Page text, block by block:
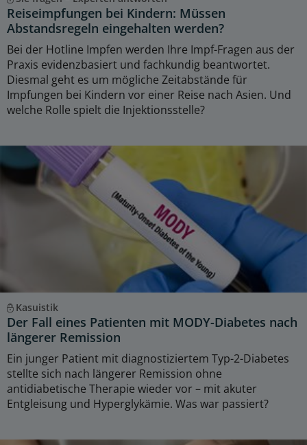
Reiseimpfungen bei Kindern: Müssen
Abstandsregeln eingehalten werden?
Bei der Hotline Impfen werden Ihre Impf-Fragen aus der
Praxis evidenzbasiert und fachkundig beantwortet.
Diesmal geht es um mögliche Zeitabstände für
Impfungen bei Kindern vor einer Reise nach Asien. Und
welche Rolle spielt die Injektionsstelle?
Kasuistik
Der Fall eines Patienten mit MODY-Diabetes nach
längerer Remission
Ein junger Patient mit diagnostiziertem Typ-2-Diabetes
stellte sich nach längerer Remission ohne
antidiabetische Therapie wieder vor – mit akuter
Entgleisung und Hyperglykämie. Was war passiert?